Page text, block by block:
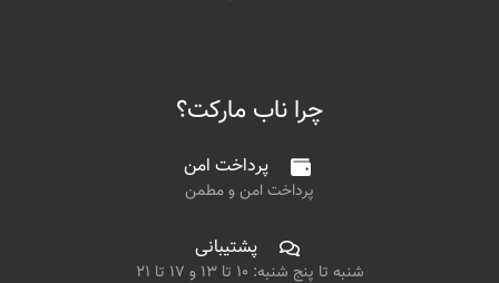
چرا ناب مارکت؟
پرداخت امن
پرداخت امن و مطمن
پشتیبانی
شنبه تا پنج شنبه: ۱۰ تا ۱۳ و ۱۷ تا ۲۱